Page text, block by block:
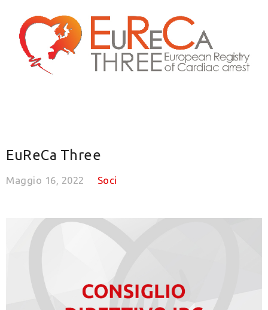
EuReCa Three
Maggio 16, 2022 Soci